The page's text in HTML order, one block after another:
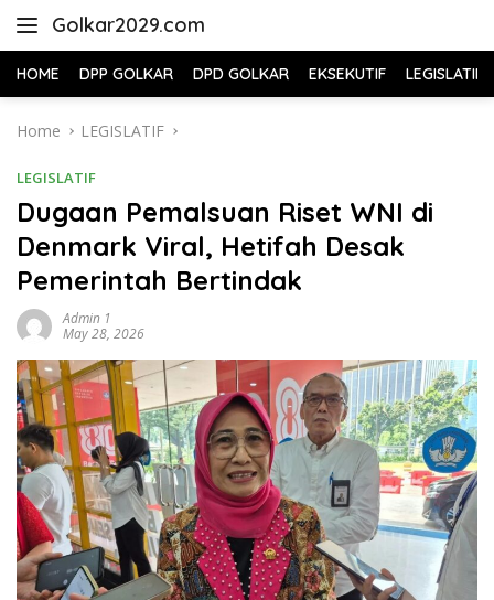
Golkar2029.com
HOME DPP GOLKAR DPD GOLKAR EKSEKUTIF LEGISLATIF
Home LEGISLATIF
LEGISLATIF
Dugaan Pemalsuan Riset WNI di
Denmark Viral, Hetifah Desak
Pemerintah Bertindak
Admin 1
May 28, 2026